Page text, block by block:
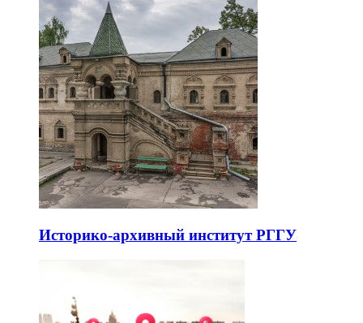
Историко-архивный институт РГГУ